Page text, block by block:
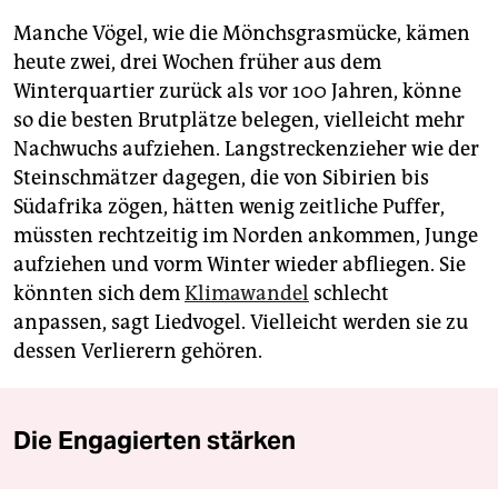
Manche Vögel, wie die Mönchsgrasmücke, kämen
heute zwei, drei Wochen früher aus dem
Winterquartier zurück als vor 100 Jahren, könne
so die besten Brutplätze belegen, vielleicht mehr
Nachwuchs aufziehen. Langstreckenzieher wie der
Steinschmätzer dagegen, die von Sibirien bis
Südafrika zögen, hätten wenig zeitliche Puffer,
müssten rechtzeitig im Norden ankommen, Junge
aufziehen und vorm Winter wieder abfliegen. Sie
könnten sich demKlimawandel schlecht
anpassen, sagt Liedvogel. Vielleicht werden sie zu
dessen Verlierern gehören.
Die Engagierten stärken